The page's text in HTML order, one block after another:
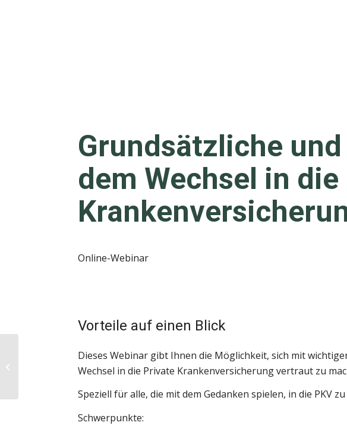
Grundsätzliche
dem Wechsel in
Online-Webinar
Vorteile auf einen Blick
Dieses Webinar gibt Ihnen die Möglichkeit, sich mit
Wechsel in die Private Krankenversicherung vertraut zu
Speziell für alle, die mit dem Gedanken spielen, in die PKV
Schwerpunkte:
Informations­sicherheit
in der Zahnarztpraxis